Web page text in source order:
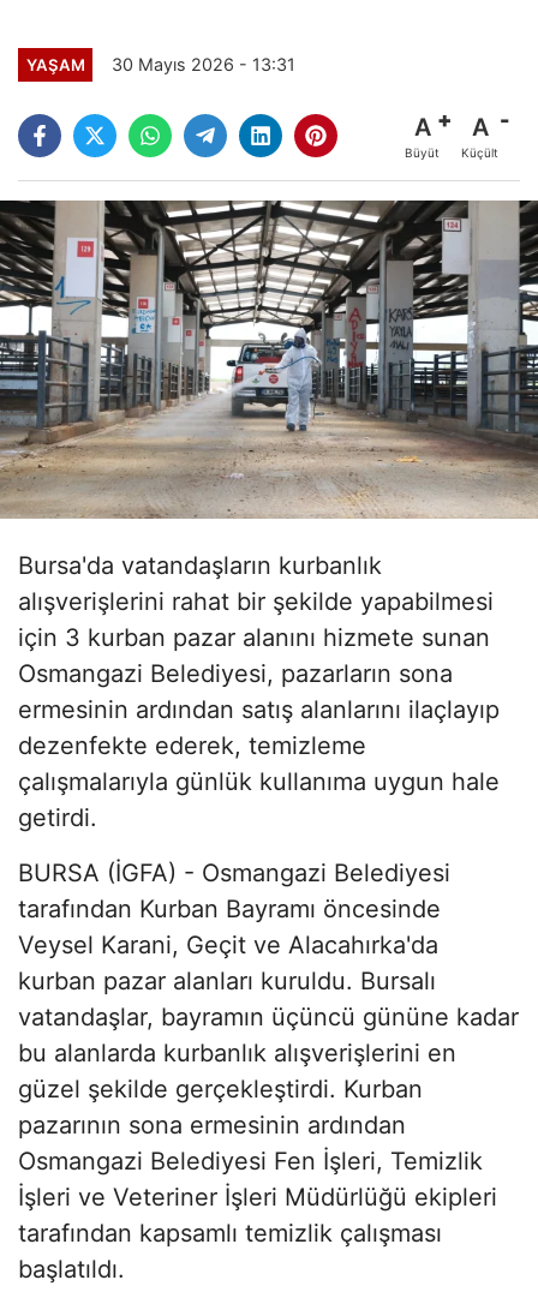
YAŞAM 30 Mayıs 2026 - 13:31
A
Büyüt
A
Küçült
Bursa'da vatandaşların kurbanlık
alışverişlerini rahat bir şekilde yapabilmesi
için 3 kurban pazar alanını hizmete sunan
Osmangazi Belediyesi, pazarların sona
ermesinin ardından satış alanlarını ilaçlayıp
dezenfekte ederek, temizleme
çalışmalarıyla günlük kullanıma uygun hale
getirdi.
BURSA (İGFA) - Osmangazi Belediyesi
tarafından Kurban Bayramı öncesinde
Veysel Karani, Geçit ve Alacahırka'da
kurban pazar alanları kuruldu. Bursalı
vatandaşlar, bayramın üçüncü gününe kadar
bu alanlarda kurbanlık alışverişlerini en
güzel şekilde gerçekleştirdi. Kurban
pazarının sona ermesinin ardından
Osmangazi Belediyesi Fen İşleri, Temizlik
İşleri ve Veteriner İşleri Müdürlüğü ekipleri
tarafından kapsamlı temizlik çalışması
başlatıldı.